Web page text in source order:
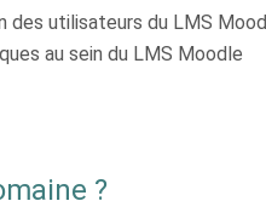
des utilisateurs du LMS
au sein du LMS Moodle
?